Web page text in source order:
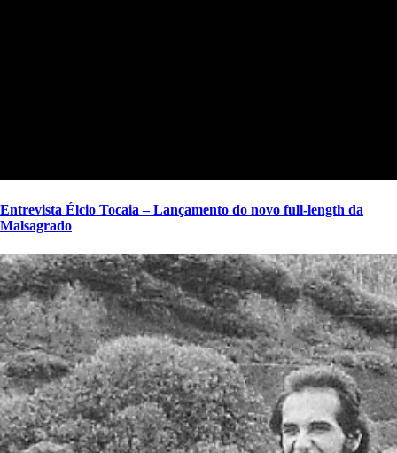
Entrevista Élcio Tocaia – Lançamento do novo full-length da
Malsagrado